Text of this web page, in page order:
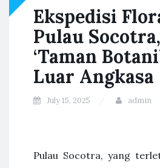
Ekspedisi
Pulau
‘Taman
Luar Angkasa
July 15, 2025 admin
Pulau Socotra, yang